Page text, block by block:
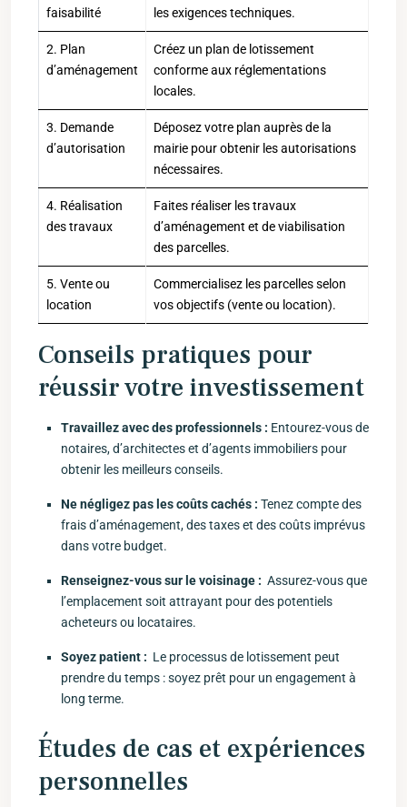
faisabilité
les exigences techniques.
2. Plan
d’aménagement
Créez un plan de lotissement
conforme aux réglementations
locales.
3. Demande
d’autorisation
Déposez ‍votre plan auprès de ‌la⁣
mairie pour obtenir les‌ autorisations
nécessaires.
4. Réalisation
des travaux
Faites réaliser les travaux
d’aménagement et de viabilisation
des parcelles.
5.⁣ Vente ou
location
Commercialisez les parcelles selon
vos objectifs ‍(vente ou location).
Conseils pratiques pour
réussir votre ‍investissement
Travaillez avec des‍ professionnels ‌: Entourez-vous de
notaires,‍ d’architectes et d’agents immobiliers pour
obtenir les meilleurs conseils.
Ne négligez ⁤pas les coûts cachés : ​Tenez compte des
frais d’aménagement, des taxes et des coûts imprévus⁢
dans votre ⁤budget.
Renseignez-vous sur le voisinage : ⁢ Assurez-vous que
l’emplacement soit attrayant pour des potentiels⁣
acheteurs ou ‌locataires.
Soyez patient : ⁤ Le processus ‍de lotissement peut
prendre du temps :‌ soyez prêt pour un engagement à
long terme.
Études de cas et expériences
personnelles